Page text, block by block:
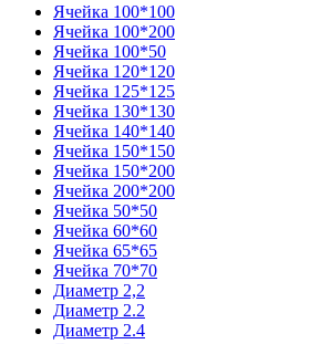
Ячейка 100*100
Ячейка 100*200
Ячейка 100*50
Ячейка 120*120
Ячейка 125*125
Ячейка 130*130
Ячейка 140*140
Ячейка 150*150
Ячейка 150*200
Ячейка 200*200
Ячейка 50*50
Ячейка 60*60
Ячейка 65*65
Ячейка 70*70
Диаметр 2,2
Диаметр 2.2
Диаметр 2.4